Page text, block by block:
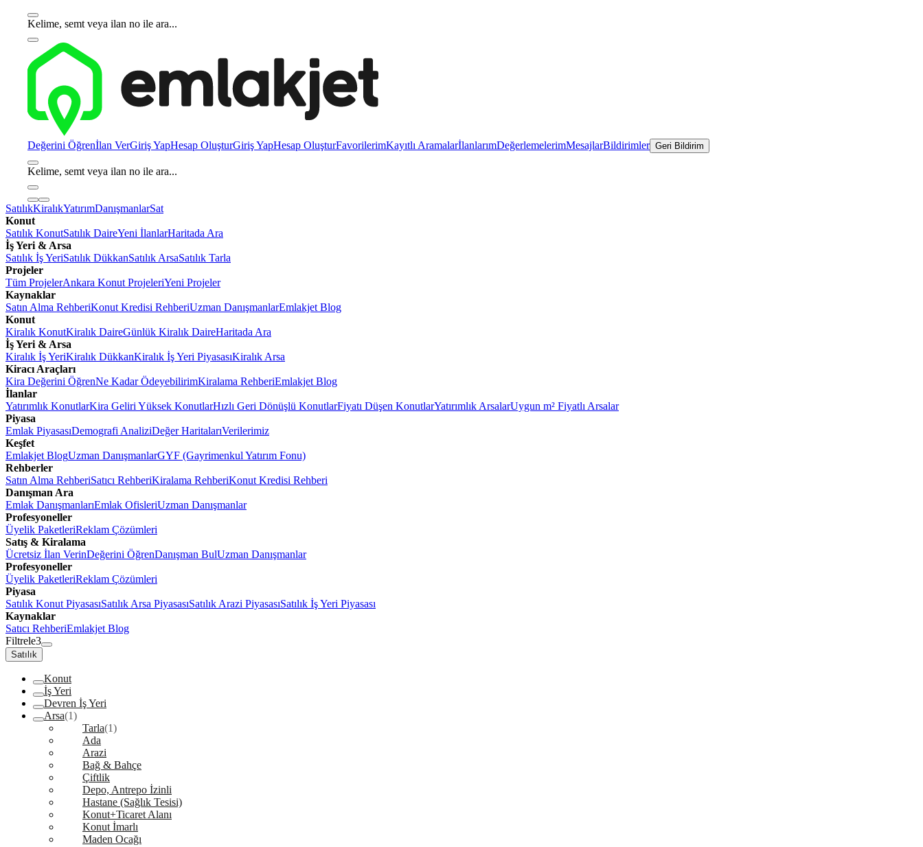
Kelime, semt veya ilan no ile ara...
Değerini Öğrenİlan VerGiriş YapHesap OluşturGiriş YapHesap OluşturFavorilerimKayıtlı AramalarİlanlarımDeğerlemelerimMesajlarBildirimler Geri Bildirim
Kelime, semt veya ilan no ile ara...
SatılıkKiralıkYatırımDanışmanlarSat
Konut
Satılık KonutSatılık DaireYeni İlanlarHaritada Ara
İş Yeri & Arsa
Satılık İş YeriSatılık DükkanSatılık ArsaSatılık Tarla
Projeler
Tüm ProjelerAnkara Konut ProjeleriYeni Projeler
Kaynaklar
Satın Alma RehberiKonut Kredisi RehberiUzman DanışmanlarEmlakjet Blog
Konut
Kiralık KonutKiralık DaireGünlük Kiralık DaireHaritada Ara
İş Yeri & Arsa
Kiralık İş YeriKiralık DükkanKiralık İş Yeri PiyasasıKiralık Arsa
Kiracı Araçları
Kira Değerini ÖğrenNe Kadar ÖdeyebilirimKiralama RehberiEmlakjet Blog
İlanlar
Yatırımlık KonutlarKira Geliri Yüksek KonutlarHızlı Geri Dönüşlü KonutlarFiyatı Düşen KonutlarYatırımlık ArsalarUygun m² Fiyatlı Arsalar
Piyasa
Emlak PiyasasıDemografi AnaliziDeğer HaritalarıVerilerimiz
Keşfet
Emlakjet BlogUzman DanışmanlarGYF (Gayrimenkul Yatırım Fonu)
Rehberler
Satın Alma RehberiSatıcı RehberiKiralama RehberiKonut Kredisi Rehberi
Danışman Ara
Emlak DanışmanlarıEmlak OfisleriUzman Danışmanlar
Profesyoneller
Üyelik PaketleriReklam Çözümleri
Satış & Kiralama
Ücretsiz İlan VerinDeğerini ÖğrenDanışman BulUzman Danışmanlar
Profesyoneller
Üyelik PaketleriReklam Çözümleri
Piyasa
Satılık Konut PiyasasıSatılık Arsa PiyasasıSatılık Arazi PiyasasıSatılık İş Yeri Piyasası
Kaynaklar
Satıcı RehberiEmlakjet Blog
Filtrele3
Satılık
Konut
İş Yeri
Devren İş Yeri
Arsa(1)
Tarla(1)
Ada
Arazi
Bağ & Bahçe
Çiftlik
Depo, Antrepo İzinli
Hastane (Sağlık Tesisi)
Konut+Ticaret Alanı
Konut İmarlı
Maden Ocağı